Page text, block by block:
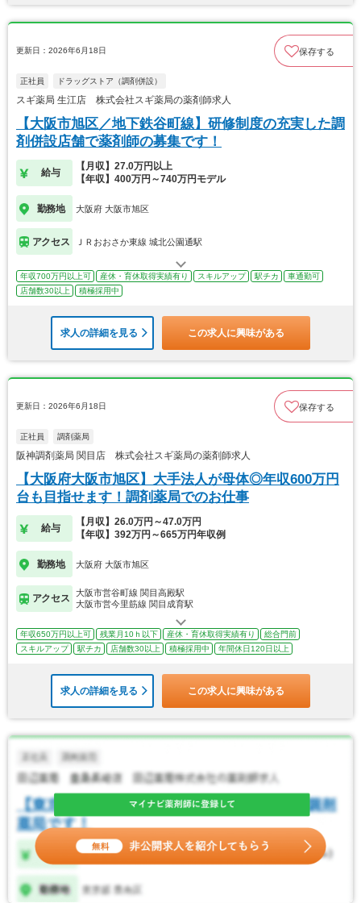
更新日：2026年6月18日 保存する
正社員 ドラッグストア（調剤併設）
スギ薬局 生江店 株式会社スギ薬局の薬剤師求人
【大阪市旭区／地下鉄谷町線】研修制度の充実した調
剤併設店舗で薬剤師の募集です！
給与
【月収】27.0万円以上
【年収】400万円～740万円モデル
勤務地 大阪府 大阪市旭区
アクセス ＪＲおおさか東線 城北公園通駅
年収700万円以上可 産休・育休取得実績有り スキルアップ 駅チカ
車通勤可
店舗数30以上
積極採用中
求人の詳細を見る この求人に興味がある
更新日：2026年6月18日 保存する
正社員 調剤薬局
阪神調剤薬局 関目店 株式会社スギ薬局の薬剤師求人
【大阪府大阪市旭区】大手法人が母体◎年収600万円
台も目指せます！調剤薬局でのお仕事
給与
【月収】26.0万円～47.0万円
【年収】392万円～665万円年収例
勤務地 大阪府 大阪市旭区
アクセス
大阪市営谷町線 関目高殿駅
大阪市営今里筋線 関目成育駅
年収650万円以上可 残業月10ｈ以下 産休・育休取得実績有り
総合門前
スキルアップ
駅チカ 店舗数30以上 積極採用中 年間休日120日以上
求人の詳細を見る この求人に興味がある